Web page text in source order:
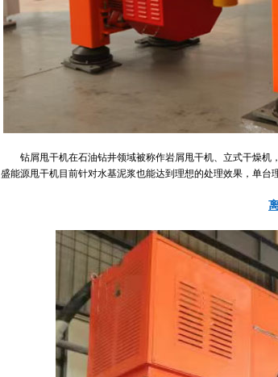
钻屑甩干机在石油钻井领域被称作岩屑甩干机、立式干燥
盛能源甩干机目前针对水基泥浆也能达到理想的处理效果，单台